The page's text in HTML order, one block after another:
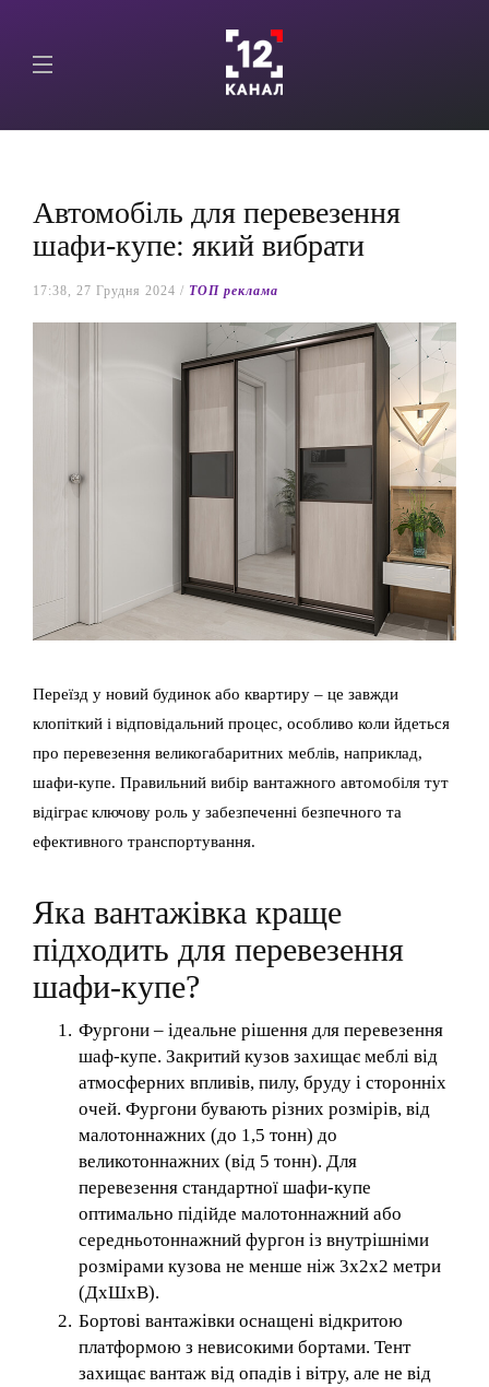
Автомобіль для перевезення
шафи-купе: який вибрати
17:38, 27 Грудня 2024 / ТОП реклама
Переїзд у новий будинок або квартиру – це завжди
клопіткий і відповідальний процес, особливо коли йдеться
про перевезення великогабаритних меблів, наприклад,
шафи-купе. Правильний вибір вантажного автомобіля тут
відіграє ключову роль у забезпеченні безпечного та
ефективного транспортування.
Яка вантажівка краще
підходить для перевезення
шафи-купе?
Фургони – ідеальне рішення для перевезення
шаф-купе. Закритий кузов захищає меблі від
атмосферних впливів, пилу, бруду і сторонніх
очей. Фургони бувають різних розмірів, від
малотоннажних (до 1,5 тонн) до
великотоннажних (від 5 тонн). Для
перевезення стандартної шафи-купе
оптимально підійде малотоннажний або
середньотоннажний фургон із внутрішніми
розмірами кузова не менше ніж 3х2х2 метри
(ДхШхВ).
Бортові вантажівки оснащені відкритою
платформою з невисокими бортами. Тент
захищає вантаж від опадів і вітру, але не від